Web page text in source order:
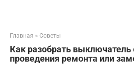
Главная » Советы
Как разобрать выключатель
проведения ремонта или